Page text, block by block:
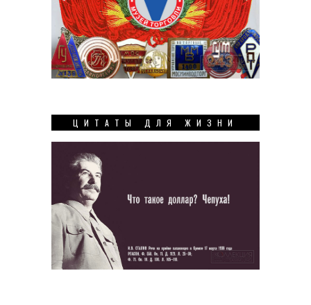
ЦИТАТЫ ДЛЯ ЖИЗНИ